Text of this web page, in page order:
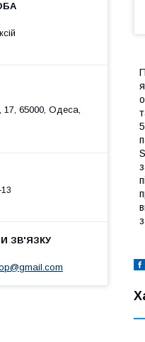
65000, Одеса,